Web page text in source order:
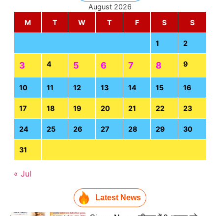
August 2026
M
T W T F S S
1 2
3 4 5 6 7 8 9
10 11 12 13 14 15 16
17 18 19 20 21 22 23
24 25 26 27 28 29 30
31
« Jul
Latest News